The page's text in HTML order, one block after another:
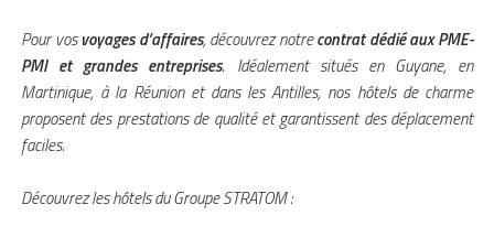
Pour vosvoyages d’affaires, découvrez notrecontrat dédié aux PME-
PMI et grandes entreprises. Idéalement situés en Guyane, en
Martinique, à la Réunion et dans les Antilles, nos hôtels de charme
proposent des prestations de qualité et garantissent des déplacement
faciles.
Découvrez les hôtels du Groupe STRATOM :